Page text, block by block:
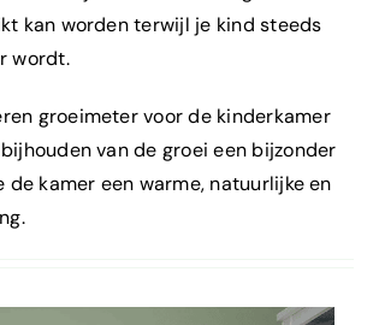
kan worden terwijl je kind steeds
wordt.
groeimeter voor de kinderkamer
van de groei een bijzonder
de kamer een warme, natuurlijke en